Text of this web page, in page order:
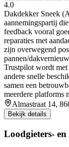
4.0
Dakdekker Sneek
aannemingspartij
feedback vooral
reparaties met
zijn overwegend
pannen/
Trustpilot wordt met
andere snelle
samen een
meerdere platforms
Almastraat 14,
Bekijk details
Loodgieters-